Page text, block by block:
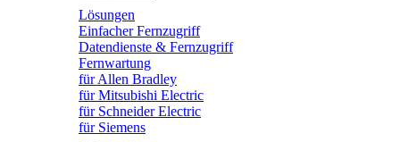
Lösungen
Einfacher Fernzugriff
Datendienste & Fernzugriff
Fernwartung
für Allen Bradley
für Mitsubishi Electric
für Schneider Electric
für Siemens